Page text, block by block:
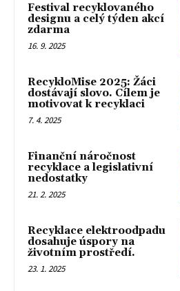
Festival recyklovaného
designu a celý týden akcí
zdarma
16. 9. 2025
RecykloMise 2025: Žáci
dostávají slovo. Cílem je
motivovat k recyklaci
7. 4. 2025
Finanční náročnost
recyklace a legislativní
nedostatky
21. 2. 2025
Recyklace elektroodpadu
dosahuje úspory na
životním prostředí.
23. 1. 2025